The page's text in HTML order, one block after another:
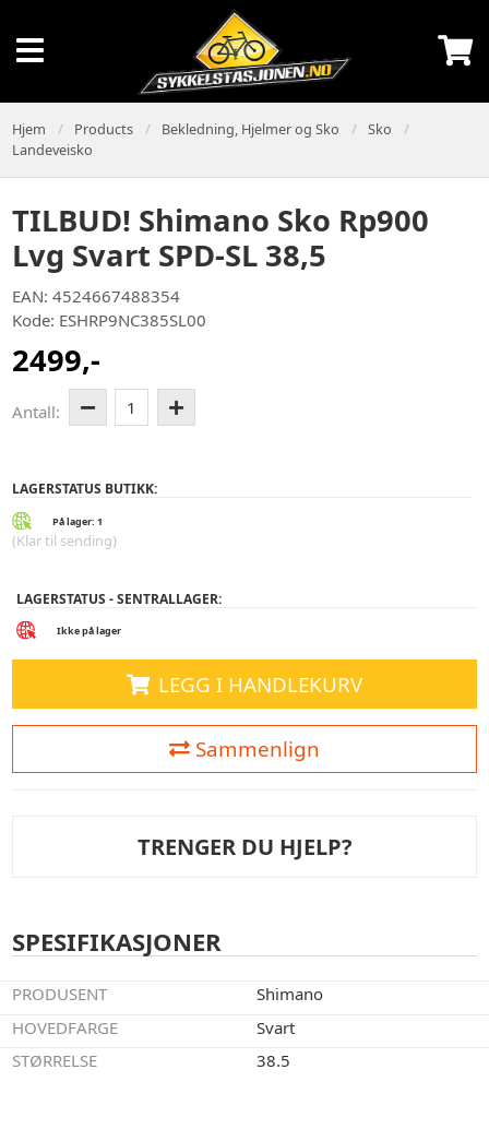
Hjem Products Bekledning, Hjelmer og Sko
Sko
Landeveisko
TILBUD! Shimano Sko Rp900
Lvg Svart SPD-SL 38,5
EAN: 4524667488354
Kode: ESHRP9NC385SL00
2499,-
Antall: 1
LAGERSTATUS BUTIKK:
På lager: 1
(Klar til sending)
LAGERSTATUS - SENTRALLAGER:
Ikke på lager
LEGG I HANDLEKURV
Sammenlign
TRENGER DU HJELP?
SPESIFIKASJONER
PRODUSENT
Shimano
HOVEDFARGE
Svart
STØRRELSE
38.5